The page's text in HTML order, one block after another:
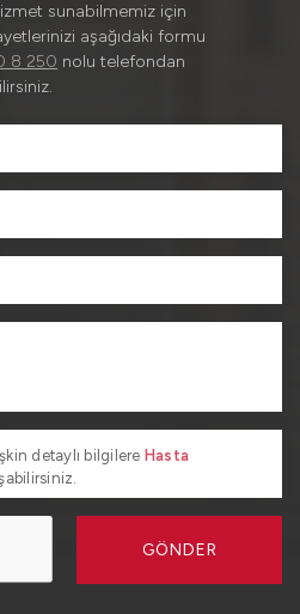
sunabilmemiz için
aşağıdaki formu
8 250 nolu telefondan
detaylı bilgilere Hasta
GÖNDER